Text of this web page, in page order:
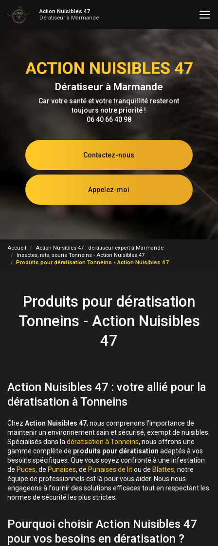
au
contenu
Action Nuisibles 47
Dératiseur à Marmande
Dératiseur à Marmande
Car votre santé et votre tranquillité resteront
toujours notre priorité !
06 40 66 40 98
Contactez-nous
Appelez-moi
Accueil
Action Nuisibles 47 : dératiseur expert à Marmande
Insectes, rats, souris Tonneins - Action Nuisibles 47
Produits pour dératisation Tonneins - Action Nuisibles 47
Produits pour dératisation
Tonneins - Action Nuisibles
47
Action Nuisibles 47 : votre allié pour la
dératisation à Tonneins
Chez Action Nuisibles 47, nous comprenons l'importance de
maintenir un environnement sain et sécurisé, exempt de nuisibles.
Spécialisés dans la dératisation à Tonneins, nous offrons une
gamme complète de produits pour dératisation adaptés à vos
besoins spécifiques. Que vous soyez confronté à une infestation
de Puces, de Punaises, de Punaises de litou de Blattes, notre
équipe de professionnels est là pour vous aider. Nous nous
engageons à fournir des solutions efficaces tout en respectant les
normes de sécurité les plus strictes.
Pourquoi choisir Action Nuisibles 47
pour vos besoins en dératisation ?